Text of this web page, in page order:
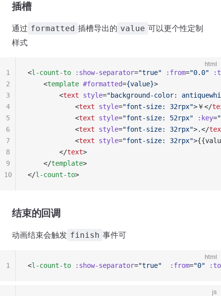
插槽
通过 formatted 插槽导出的 value 可以更个性定制
样式
html
<l-count-to :show-separator="true" :from="0.0"
	<
template #formatted={value}>
		<
text style="background-color:
			<
text style="font-size: 32rpx">￥</
			<
text style="font-size: 52rpx" :key=
			<
text style="font-size: 32rpx">.</
			<
text style="font-size: 32rpx"
		</
text>
	</
template>
</l-count-to>
1
2
3
4
5
6
7
8
9
10
结束的回调
动画结束会触发 finish 事件可
html
<l-count-to :show-separator="true"
  :from
="0" :to
1
js